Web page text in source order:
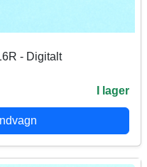
- Digitalt
I lager